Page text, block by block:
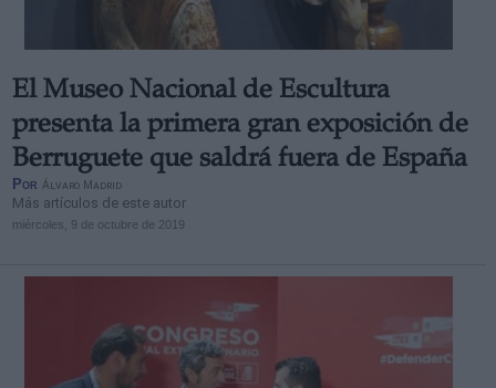
El Museo Nacional de Escultura
presenta la primera gran exposición de
Berruguete que saldrá fuera de España
Por Álvaro Madrid
Más artículos de este autor
miércoles, 9 de octubre de 2019